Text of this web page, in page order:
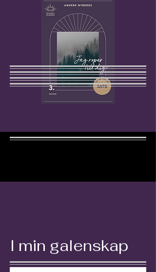
I min galenskap